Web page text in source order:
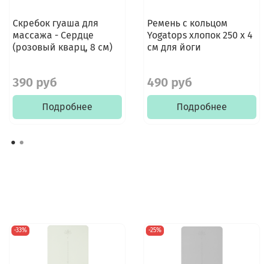
Скребок гуаша для
массажа - Сердце
(розовый кварц, 8 см)
390 руб
Подробнее
Ремень с кольцом
Yogatops хлопок 250 х 4
см для йоги
490 руб
Подробнее
-33% -25%